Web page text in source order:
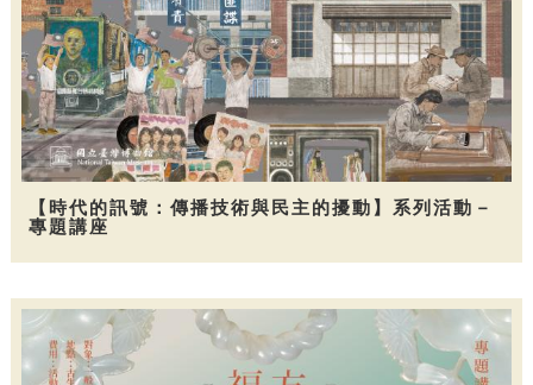
【時代的訊號：傳播技術與民主的擾動】系列活動－
專題講座